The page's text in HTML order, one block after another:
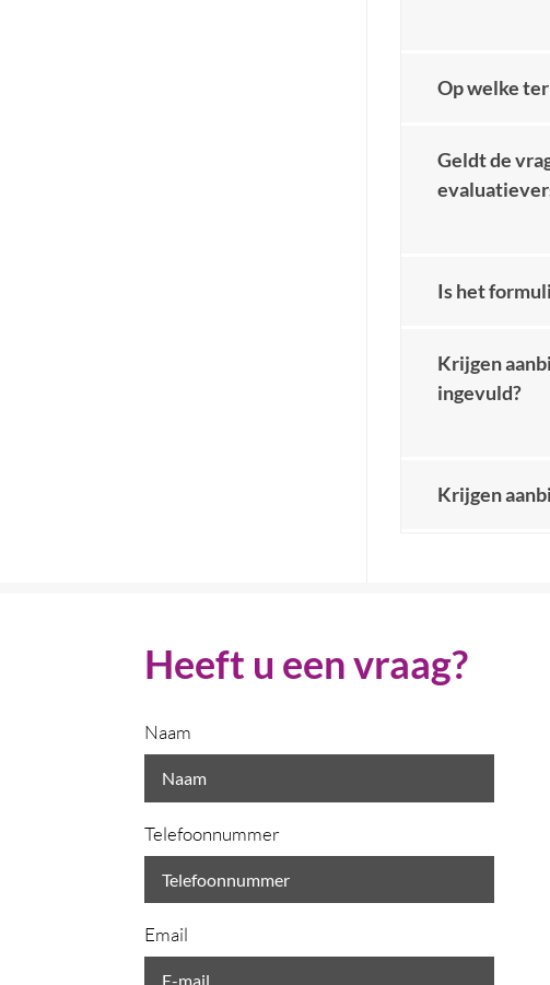
Op welke
Geldt de
Is het
Krijgen
ingevuld?
Krijgen
Heeft u een vraag?
Naam
Telefoonnummer
Email